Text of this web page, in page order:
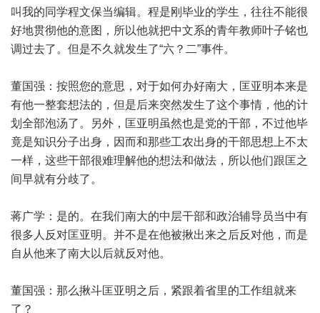
叫我的同学程文保当编辑。程是刚毕业的学生，往往不能很
好地贯彻他的意图，所以他就把中文系的青年教师叶子铭也
调过去了。但是不久就发生了“六？二”事件。
董国强：按照您的意思，对于如何办好南大，匡亚明本来是
有他一整套想法的，但是后来突然发生了这个事情，他的计
划全部泡汤了。另外，匡亚明虽然也是党的干部，不过他毕
竟是知识分子出身，因而和那些工农出身的干部思想上不太
一样，这些干部很难理解他的想法和做法，所以他们跟匡之
间早就有分歧了。
蒋广学：是的。在我们南大的中层干部和政治辅导员当中有
很多人反对匡亚明。并不是在他被揪出来之后反对他，而是
自从他来了南大以后就反对他。
董国强：那么揪斗匡亚明之后，紧跟着省里的工作组就来
了？